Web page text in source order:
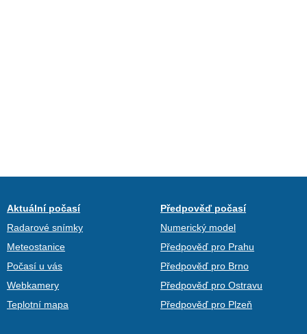
Aktuální počasí
Radarové snímky
Meteostanice
Počasí u vás
Webkamery
Teplotní mapa
Předpověď počasí
Numerický model
Předpověď pro Prahu
Předpověď pro Brno
Předpověď pro Ostravu
Předpověď pro Plzeň